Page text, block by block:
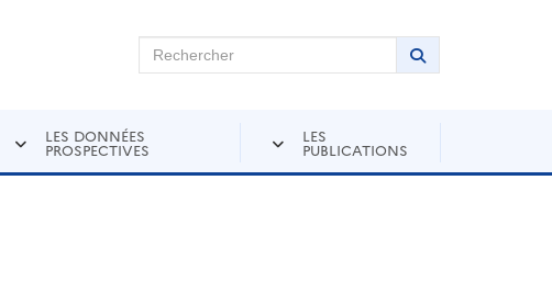
Rechercher sur Andra Inventaire Rechercher
Lancer la
LES DONNÉES
PROSPECTIVES
LES
PUBLICATIONS